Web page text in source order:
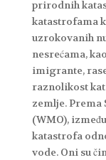
prirodnih
katastrofama
uzrokovanih
nesrećama,
imigrante,
raznolikost
zemlje.
(WMO),
katastrofa
vode. Oni su